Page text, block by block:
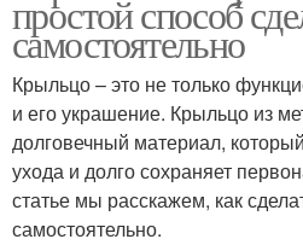
простой способ
самостоятельно
Крыльцо – это не только
и его украшение. Крыльцо из
долговечный материал,
ухода и долго сохраняет
статье мы расскажем, как
самостоятельно.